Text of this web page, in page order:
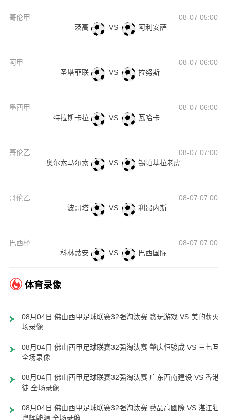
哥伦甲
08-07 05:00
茨高
VS 阿利安萨
阿甲
08-07 06:00
圣塔菲联
VS 拉努斯
墨西甲
08-07 06:00
特拉斯卡拉
VS 瓦哈卡
哥伦乙
08-07 07:00
奥尔索马尔索
VS 锡帕基拉老虎
哥伦乙
08-07 07:00
波哥塔
VS 利昂内斯
巴西杯
08-07 07:00
科林蒂安
VS 巴西国际
体育录像
08月04日 佛山西甲足球联赛32强淘汰赛 贪玩游戏 VS 美的薪火
场录像
08月04日 佛山西甲足球联赛32强淘汰赛 肇庆恒骏成 VS 三七互娱
全场录像
08月04日 佛山西甲足球联赛32强淘汰赛 广东西南建设 VS 香港圣
徒 全场录像
08月04日 佛山西甲足球联赛32强淘汰赛 藝品高國際 VS 湛江狂狼
粵辉能源 全场录像